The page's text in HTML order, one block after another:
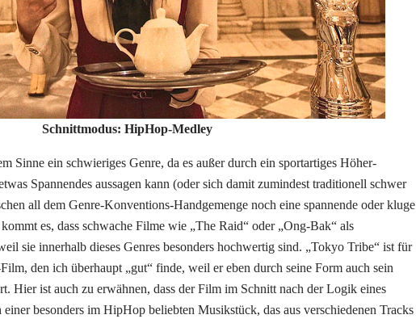
Schnittmodus: HipHop-Medley
Sinne ein schwieriges Genre, da es außer durch ein sportartiges Höher-
Spannendes aussagen kann (oder sich damit zumindest traditionell schwer
all dem Genre-Konventions-Handgemenge noch eine spannende oder kluge
es, dass schwache Filme wie „The Raid“ oder „Ong-Bak“ als
sie innerhalb dieses Genres besonders hochwertig sind. „Tokyo Tribe“ ist für
den ich überhaupt „gut“ finde, weil er eben durch seine Form auch sein
Hier ist auch zu erwähnen, dass der Film im Schnitt nach der Logik eines
besonders im HipHop beliebten Musikstück, das aus verschiedenen Tracks